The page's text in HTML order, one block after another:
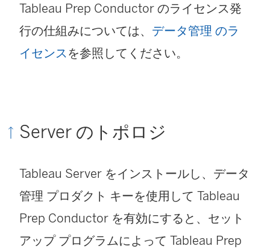
し
い
ウ
ド
で
リ
ン
ク
Tableau Prep Conductor のライセンス発
行の仕組みについては、 データ管理 のラ
イセンス を参照してください。
Server のトポロジ
Tableau Server をインストールし、 データ
管理 プロダクト キーを使用して Tableau
Prep Conductor を有効にすると、セット
アップ プログラムによって Tableau Prep